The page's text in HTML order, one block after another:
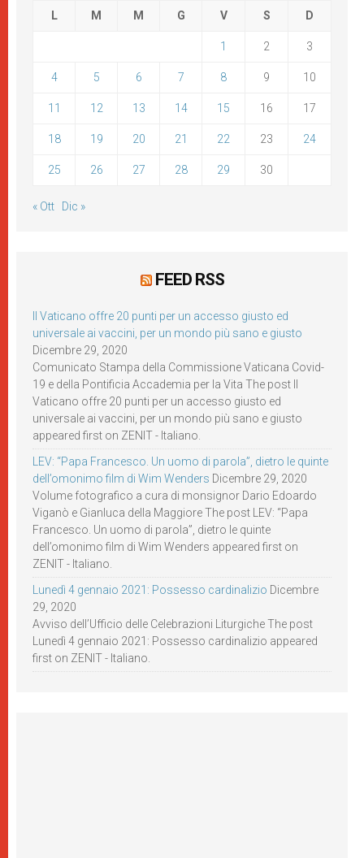
L M M G V S D
1 2 3
4 5 6 7 8 9 10
11 12 13 14 15 16 17
18 19 20 21 22 23 24
25 26 27 28 29 30
« Ott Dic »
FEED RSS
Il Vaticano offre 20 punti per un accesso giusto ed
universale ai vaccini, per un mondo più sano e giusto
Dicembre 29, 2020
Comunicato Stampa della Commissione Vaticana Covid-
19 e della Pontificia Accademia per la Vita The post Il
Vaticano offre 20 punti per un accesso giusto ed
universale ai vaccini, per un mondo più sano e giusto
appeared first on ZENIT - Italiano.
LEV: “Papa Francesco. Un uomo di parola”, dietro le quinte
dell’omonimo film di Wim Wenders Dicembre 29, 2020
Volume fotografico a cura di monsignor Dario Edoardo
Viganò e Gianluca della Maggiore The post LEV: “Papa
Francesco. Un uomo di parola”, dietro le quinte
dell’omonimo film di Wim Wenders appeared first on
ZENIT - Italiano.
Lunedì 4 gennaio 2021: Possesso cardinalizio Dicembre
29, 2020
Avviso dell’Ufficio delle Celebrazioni Liturgiche The post
Lunedì 4 gennaio 2021: Possesso cardinalizio appeared
first on ZENIT - Italiano.